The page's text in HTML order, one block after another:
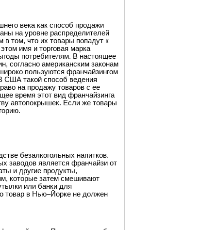
века как способ продажи
на уровне распределителей
в том, что их товары попадут к
имя и торговая марка
потребителям. В настоящее
согласно американским законам
пользуются франчайзингом
США такой способ ведения
на продажу товаров с ее
время этот вид франчайзинга
автопокрышек. Если же товары
безалкогольных напитков.
заводов является франчайзи от
и другие продукты,
которые затем смешивают
или банки для
товар в Нью–Йорке не должен